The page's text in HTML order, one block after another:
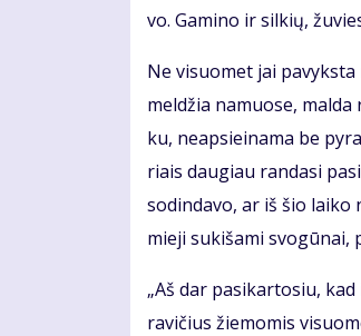
vo. Ga­mi­no ir sil­kių,
Ne vi­suo­met jai
mel­džia na­muo­se,
ku, neap­si­ei­na­ma be
riais dau­giau ran­da­si
so­din­da­vo, ar iš šio lai­ko
mie­ji su­ki­ša­mi svo­gū­nai,
„Aš dar pa­si­kar­to­siu,
ra­vi­čius žie­mo­mis